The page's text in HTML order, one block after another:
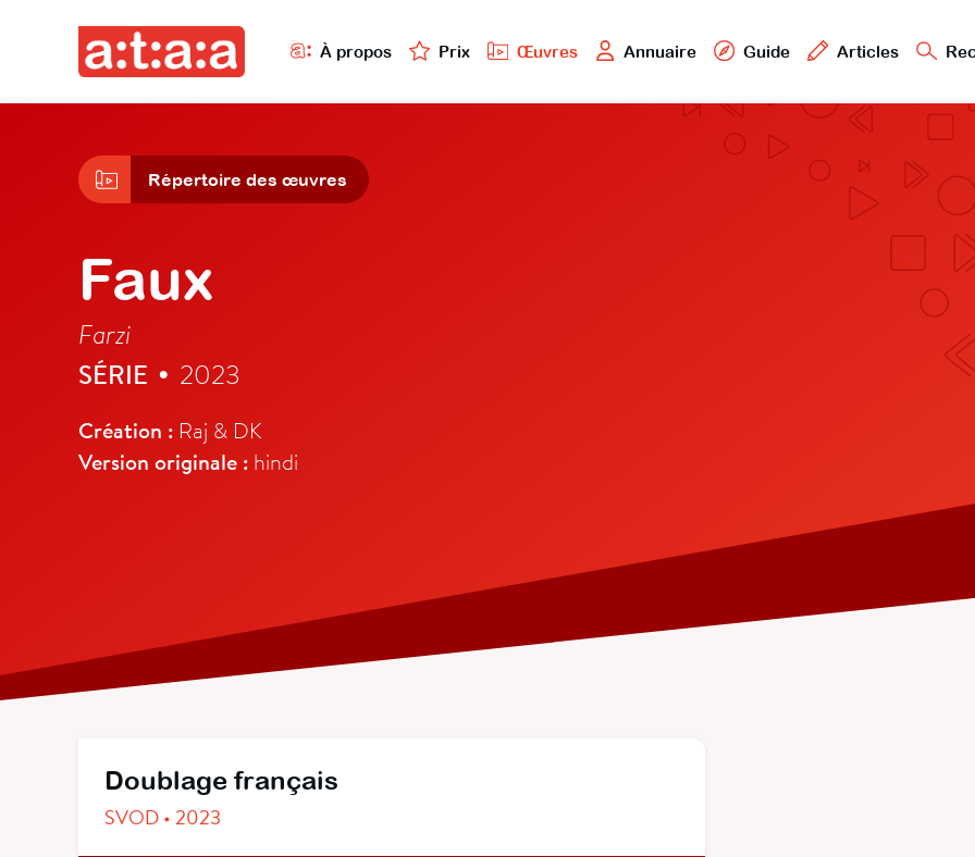
À propos Prix Œuvres Annuaire Guide Articles
Répertoire des œuvres
Faux
Farzi
SÉRIE • 2023
Création : Raj & DK
Version originale : hindi
Doublage français
SVOD • 2023